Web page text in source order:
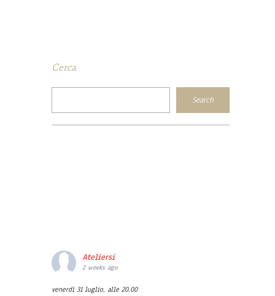
Cerca
Ateliersi
2 weeks ago
venerdì 31 luglio, alle 20.00